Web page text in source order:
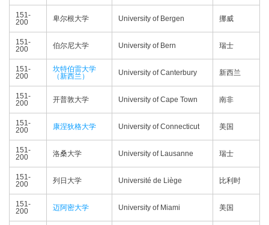
151-
200
卑尔根大学 University of Bergen 挪威
151-
200
伯尔尼大学 University of Bern 瑞士
151-
200
坎特伯雷大学
（新西兰）
University of Canterbury 新西兰
151-
200
开普敦大学 University of Cape Town 南非
151-
200
康涅狄格大学 University of Connecticut 美国
151-
200
洛桑大学 University of Lausanne 瑞士
151-
200
列日大学 Université de Liège 比利时
151-
200
迈阿密大学 University of Miami 美国